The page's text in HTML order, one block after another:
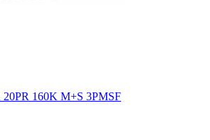
160K M+S 3PMSF